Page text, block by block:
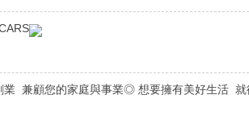
兼顧您的家庭與事業◎ 想要擁有美好生活 就